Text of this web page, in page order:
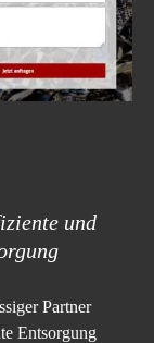
und
Partner
Entsorgung